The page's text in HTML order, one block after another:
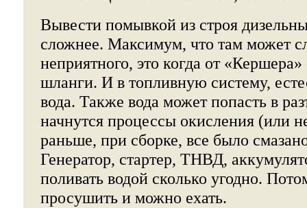
Вывести помывкой из строя
сложнее. Максимум, что там может
неприятного, это когда от
шланги. И в топливную систему,
вода. Также вода может попасть в
начнутся процессы окисления (или
раньше, при сборке, все было
Генератор, стартер, ТНВД,
поливать водой сколько угодно.
просушить и можно ехать.